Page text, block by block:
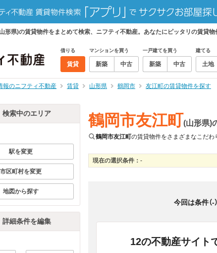
形県)の賃貸物件をまとめて検索、ニフティ不動産。あなたにピッタリの賃貸物
借りる
賃貸
マンションを買う
新築 中古
一戸建てを買う
新築 中古
建てる
土地
報のニフティ不動産 賃貸 山形県 鶴岡市 友江町の賃貸物件を探す
検索中のエリア
駅を変更
市区町村を変更
地図から探す
詳細条件を編集
鶴岡市友江町(山形県)
鶴岡市友江町の賃貸物件をさまざまなこだわ
現在の選択条件： -
今回は条件（-
12の不動産サイト